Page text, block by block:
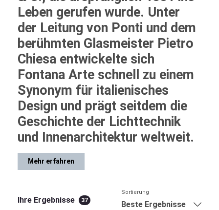
Leben gerufen wurde. Unter
der Leitung von Ponti und dem
berühmten Glasmeister Pietro
Chiesa entwickelte sich
Fontana Arte schnell zu einem
Synonym für italienisches
Design und prägt seitdem die
Geschichte der Lichttechnik
und Innenarchitektur weltweit.
Mehr erfahren
Ihre Ergebnisse 37
Sortierung
Beste Ergebnisse